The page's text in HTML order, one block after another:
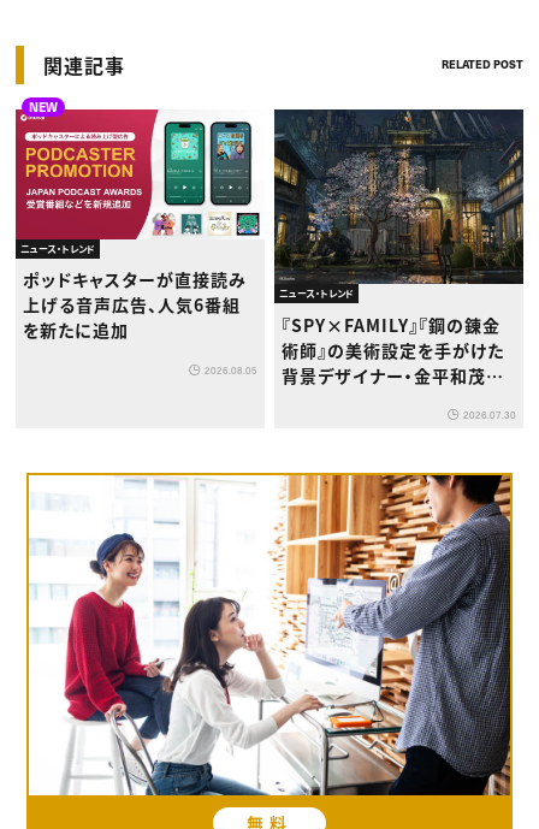
関連記事 RELATED POST
NEW
ニュース・トレンド
ポッドキャスターが直接読み
上げる音声広告、人気6番組
を新たに追加
2026.08.05
ニュース・トレンド
『SPY×FAMILY』『鋼の錬金
術師』の美術設定を手がけた
背景デザイナー・金平和茂氏
2026.07.30
無料